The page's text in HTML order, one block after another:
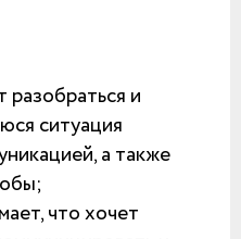
разобраться и
ситуация
а также
что хочет